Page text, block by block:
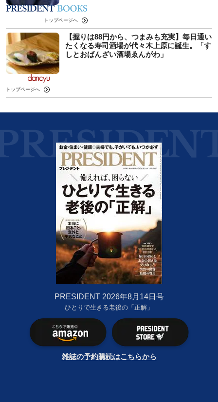
トップページへ
【握りは88円から、つまみも充実】毎日通い
たくなる寿司酒場が代々木上原に誕生。「す
しとおばんざい酒場ゑんがわ」
トップページへ
PRESIDENT 2026年8月14日号
ひとりで生きる老後の「正解」
雑誌の予約購読はこちらから